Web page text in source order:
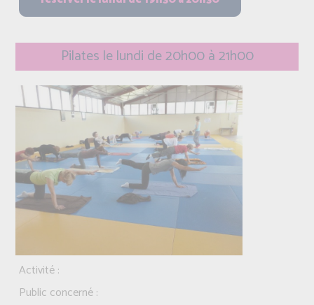
Pilates le lundi de 20h00 à 21h00
Activité :
Public concerné :